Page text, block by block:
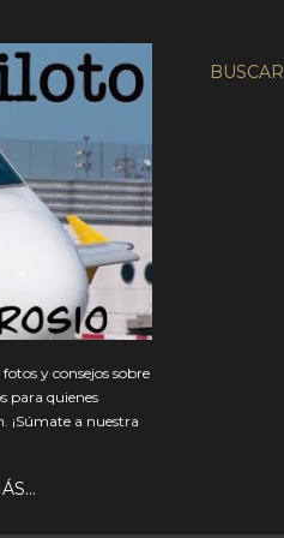
BUSCAR
y consejos sobre
para quienes
¡Súmate a nuestra